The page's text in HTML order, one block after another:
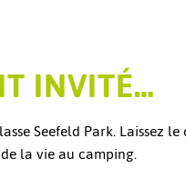
LIGNE
INVITÉ…
Seefeld Park. Laissez
la vie au camping.